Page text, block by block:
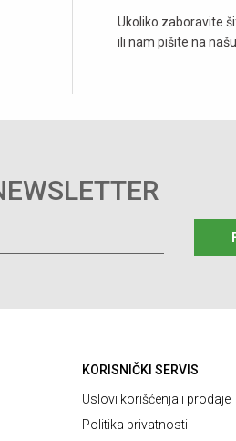
Ukoliko zaboravite
ili nam pišite na
KORISNIČKI SERVIS
Uslovi korišćenja i prodaje
Politika privatnosti